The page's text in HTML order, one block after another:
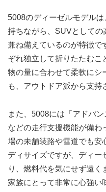
5008のディーゼルモデル
持ちながら、SUVとして
兼ね備えているのが特徴で
ぞれ独立して折りたたむこ
物の量に合わせて柔軟にシ
も、アウトドア派から支持
また、5008には「アドバ
などの走行支援機能が備わ
場の未舗装路や雪道でも安
ディサイズですが、ディー
り、燃料代を気にせず遠
家族にとって非常に心強い